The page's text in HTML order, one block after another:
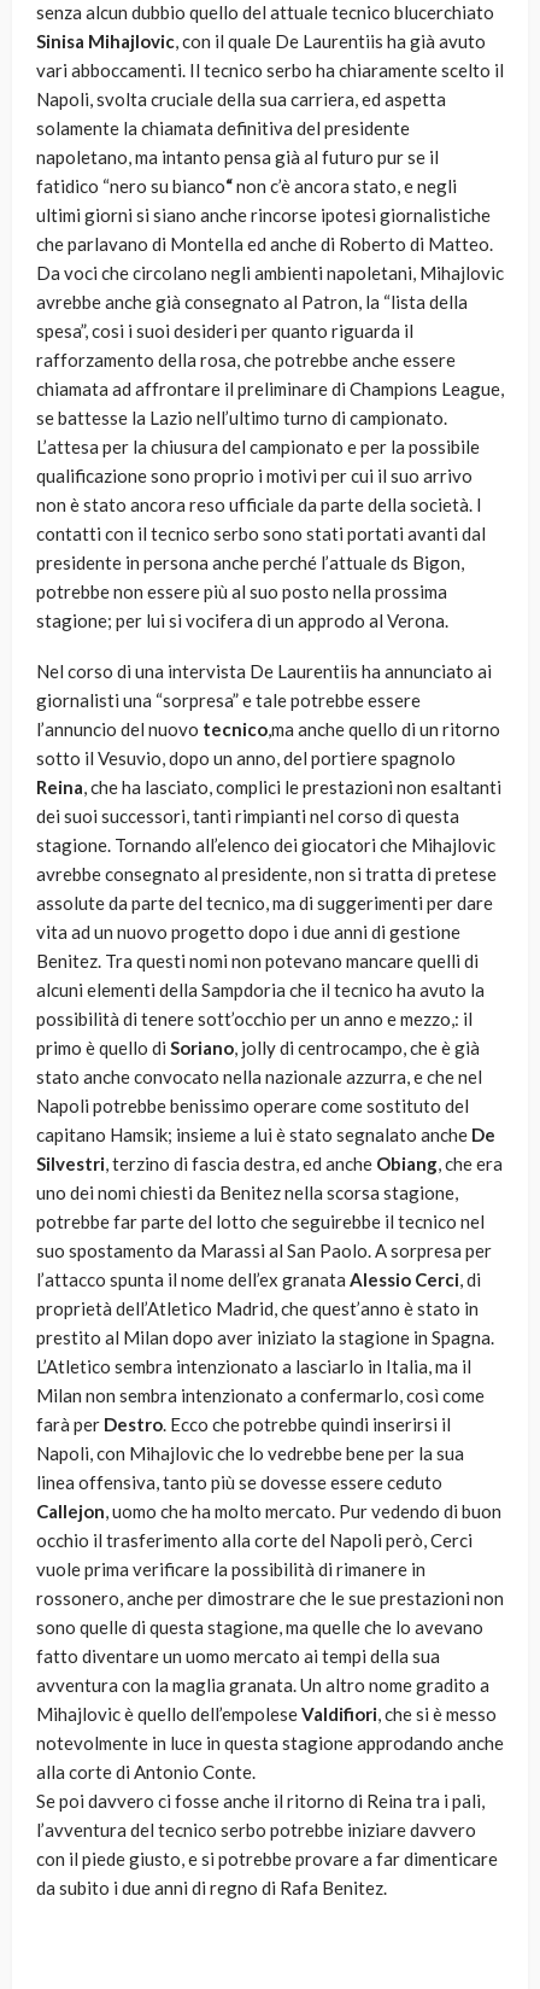
senza alcun dubbio quello del attuale tecnico blucerchiato
Sinisa Mihajlovic, con il quale De Laurentiis ha già avuto
vari abboccamenti. Il tecnico serbo ha chiaramente scelto il
Napoli, svolta cruciale della sua carriera, ed aspetta
solamente la chiamata definitiva del presidente
napoletano, ma intanto pensa già al futuro pur se il
fatidico “nero su bianco“non c’è ancora stato, e negli
ultimi giorni si siano anche rincorse ipotesi giornalistiche
che parlavano di Montella ed anche di Roberto di Matteo.
Da voci che circolano negli ambienti napoletani, Mihajlovic
avrebbe anche già consegnato al Patron, la “lista della
spesa”, cosi i suoi desideri per quanto riguarda il
rafforzamento della rosa, che potrebbe anche essere
chiamata ad affrontare il preliminare di Champions League,
se battesse la Lazio nell’ultimo turno di campionato.
L’attesa per la chiusura del campionato e per la possibile
qualificazione sono proprio i motivi per cui il suo arrivo
non è stato ancora reso ufficiale da parte della società. I
contatti con il tecnico serbo sono stati portati avanti dal
presidente in persona anche perché l’attuale ds Bigon,
potrebbe non essere più al suo posto nella prossima
stagione; per lui si vocifera di un approdo al Verona.
Nel corso di una intervista De Laurentiis ha annunciato ai
giornalisti una “sorpresa” e tale potrebbe essere
l’annuncio del nuovo tecnico,ma anche quello di un ritorno
sotto il Vesuvio, dopo un anno, del portiere spagnolo
Reina, che ha lasciato, complici le prestazioni non esaltanti
dei suoi successori, tanti rimpianti nel corso di questa
stagione. Tornando all’elenco dei giocatori che Mihajlovic
avrebbe consegnato al presidente, non si tratta di pretese
assolute da parte del tecnico, ma di suggerimenti per dare
vita ad un nuovo progetto dopo i due anni di gestione
Benitez. Tra questi nomi non potevano mancare quelli di
alcuni elementi della Sampdoria che il tecnico ha avuto la
possibilità di tenere sott’occhio per un anno e mezzo,: il
primo è quello di Soriano, jolly di centrocampo, che è già
stato anche convocato nella nazionale azzurra, e che nel
Napoli potrebbe benissimo operare come sostituto del
capitano Hamsik; insieme a lui è stato segnalato anche De
Silvestri, terzino di fascia destra, ed anche Obiang, che era
uno dei nomi chiesti da Benitez nella scorsa stagione,
potrebbe far parte del lotto che seguirebbe il tecnico nel
suo spostamento da Marassi al San Paolo. A sorpresa per
l’attacco spunta il nome dell’ex granata Alessio Cerci, di
proprietà dell’Atletico Madrid, che quest’anno è stato in
prestito al Milan dopo aver iniziato la stagione in Spagna.
L’Atletico sembra intenzionato a lasciarlo in Italia, ma il
Milan non sembra intenzionato a confermarlo, così come
farà per Destro. Ecco che potrebbe quindi inserirsi il
Napoli, con Mihajlovic che lo vedrebbe bene per la sua
linea offensiva, tanto più se dovesse essere ceduto
Callejon, uomo che ha molto mercato. Pur vedendo di buon
occhio il trasferimento alla corte del Napoli però, Cerci
vuole prima verificare la possibilità di rimanere in
rossonero, anche per dimostrare che le sue prestazioni non
sono quelle di questa stagione, ma quelle che lo avevano
fatto diventare un uomo mercato ai tempi della sua
avventura con la maglia granata. Un altro nome gradito a
Mihajlovic è quello dell’empoleseValdifiori, che si è messo
notevolmente in luce in questa stagione approdando anche
alla corte di Antonio Conte.
Se poi davvero ci fosse anche il ritorno di Reina tra i pali,
l’avventura del tecnico serbo potrebbe iniziare davvero
con il piede giusto, e si potrebbe provare a far dimenticare
da subito i due anni di regno di Rafa Benitez.